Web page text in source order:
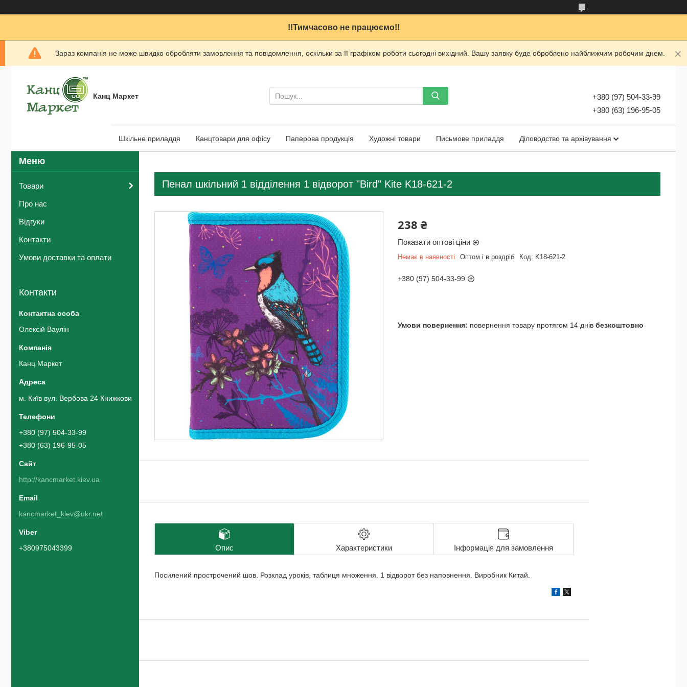
!!Тимчасово не працюємо!!
Зараз компанія не може швидко обробляти замовлення та повідомлення, оскільки за її графіком роботи сьогодні вихідний. Вашу заявку буде оброблено найближчим робочим днем.
Канц Маркет
+380 (97) 504-33-99
+380 (63) 196-95-05
Шкільне приладдя Канцтовари для офісу Паперова продукція Художні товари Письмове приладдя Діловодство та архівування
Пенал шкільний 1 відділення 1 відворот "Bird" Kite K18-621-2
238 ₴
Показати оптові ціни
Немає в наявності Оптом і в роздріб Код: K18-621-2
+380 (97) 504-33-99
повернення товару протягом 14 днів безкоштовно
Опис Характеристики Інформація для замовлення
Посилений прострочений шов. Розклад уроків, таблиця множення. 1 відворот без наповнення. Виробник Китай.
Товари
Про нас
Відгуки
Контакти
Умови доставки та оплати
Контакти
Олексій Ваулін
Канц Маркет
м. Київ вул. Вербова 24 Книжковий ринок 42 ряд 5 місце, Київ, Україна
+380 (97) 504-33-99
+380 (63) 196-95-05
http://kancmarket.kiev.ua
kancmarket_kiev@ukr.net
+380975043399